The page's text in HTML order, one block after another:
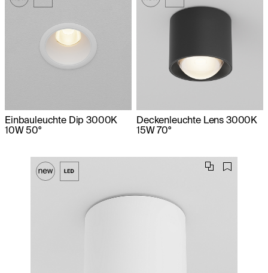
Einbauleuchte Dip 3000K
10W 50°
Deckenleuchte Lens 3000K
15W 70°